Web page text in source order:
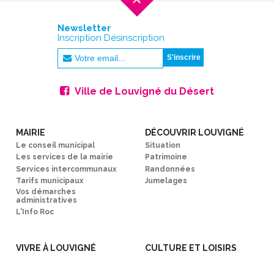
Newsletter
Inscription Désinscription
Ville de Louvigné du Désert
MAIRIE
Le conseil municipal
Les services de la mairie
Services intercommunaux
Tarifs municipaux
Vos démarches
administratives
L'Info Roc
DÉCOUVRIR LOUVIGNÉ
Situation
Patrimoine
Randonnées
Jumelages
VIVRE À LOUVIGNÉ CULTURE ET LOISIRS